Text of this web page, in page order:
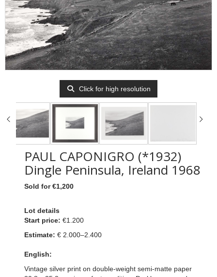
Click for high resolution
PAUL CAPONIGRO (*1932)
Dingle Peninsula, Ireland 1968
Sold for €1,200
Lot details
Start price: €1.200
Estimate: € 2.000–2.400
English:
Vintage silver print on double-weight semi-matte paper